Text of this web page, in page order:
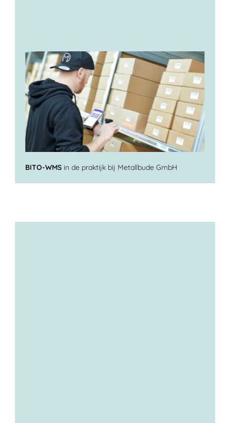
BITO-WMS in de praktijk bij Metallbude GmbH